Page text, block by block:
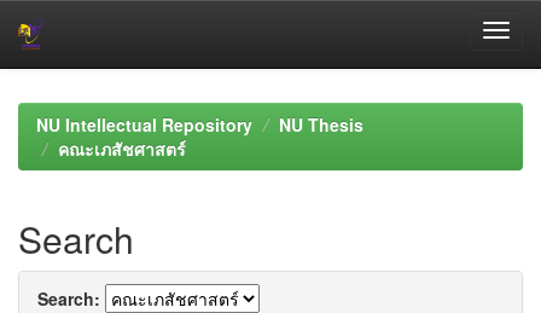
navigationNU Intellectual Repository
NU Thesis
คณะเภสัชศาสตร์
Search
Search: